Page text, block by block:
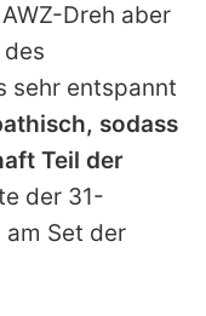
Dreh aber
sehr entspannt
sodass
Teil der
der 31-
Set der